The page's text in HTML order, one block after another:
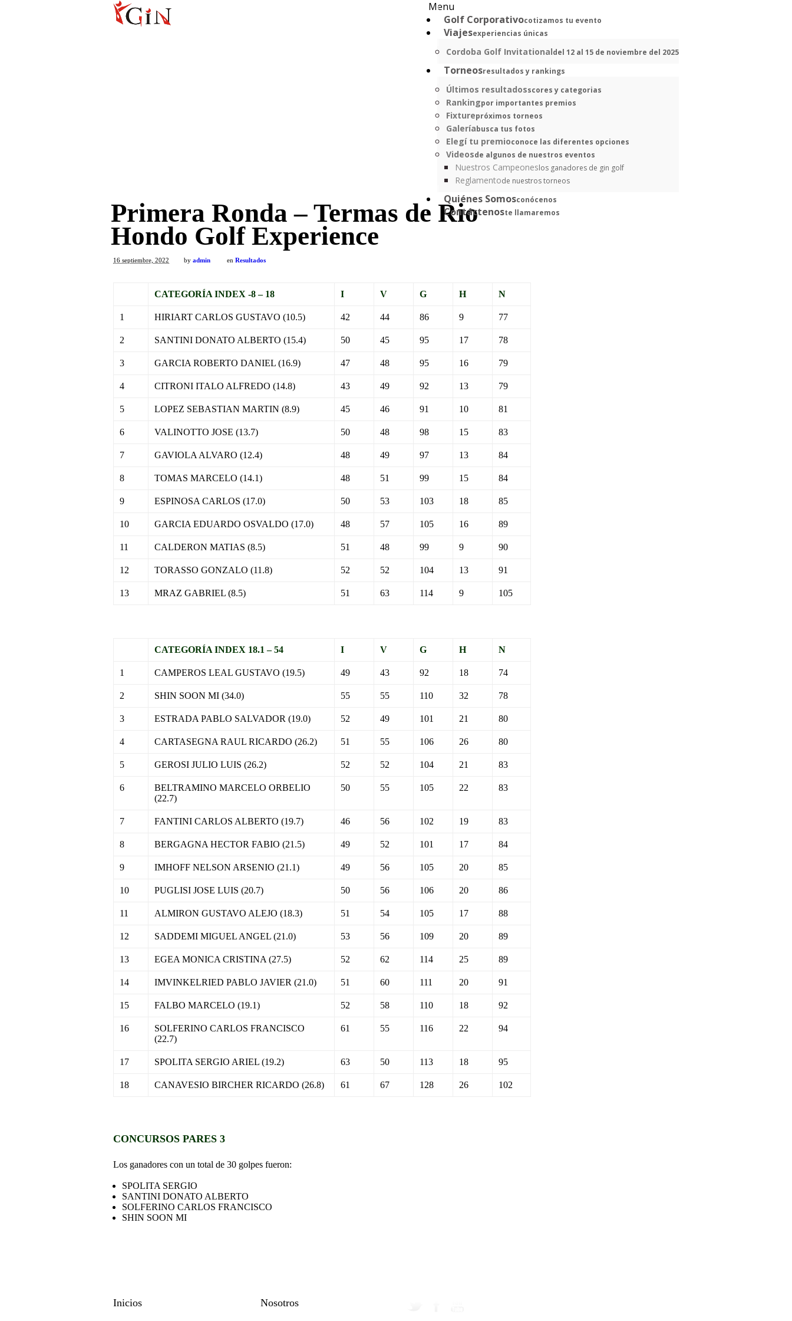
Menu
Golf Corporativocotizamos tu evento
Viajesexperiencias únicas
Cordoba Golf Invitationaldel 12 al 15 de noviembre del 2025
Torneosresultados y rankings
Últimos resultadosscores y categorias
Rankingpor importantes premios
Fixturepróximos torneos
Galeríabusca tus fotos
Elegí tu premioconoce las diferentes opciones
Videosde algunos de nuestros eventos
Nuestros Campeoneslos ganadores de gin golf
Reglamentode nuestros torneos
Quiénes Somosconócenos
Contáctenoste llamaremos
Primera Ronda – Termas de Rio
Hondo Golf Experience
16 septiembre, 2022 by admin en Resultados
CATEGORÍA INDEX -8 – 18 I V G H N
1 HIRIART CARLOS GUSTAVO (10.5) 42 44 86 9 77
2 SANTINI DONATO ALBERTO (15.4) 50 45 95 17 78
3 GARCIA ROBERTO DANIEL (16.9) 47 48 95 16 79
4 CITRONI ITALO ALFREDO (14.8) 43 49 92 13 79
5 LOPEZ SEBASTIAN MARTIN (8.9) 45 46 91 10 81
6 VALINOTTO JOSE (13.7) 50 48 98 15 83
7 GAVIOLA ALVARO (12.4) 48 49 97 13 84
8 TOMAS MARCELO (14.1) 48 51 99 15 84
9 ESPINOSA CARLOS (17.0) 50 53 103 18 85
10 GARCIA EDUARDO OSVALDO (17.0) 48 57 105 16 89
11 CALDERON MATIAS (8.5) 51 48 99 9 90
12 TORASSO GONZALO (11.8) 52 52 104 13 91
13 MRAZ GABRIEL (8.5) 51 63 114 9 105
CATEGORÍA INDEX 18.1 – 54 I V G H N
1 CAMPEROS LEAL GUSTAVO (19.5) 49 43 92 18 74
2 SHIN SOON MI (34.0) 55 55 110 32 78
3 ESTRADA PABLO SALVADOR (19.0) 52 49 101 21 80
4 CARTASEGNA RAUL RICARDO (26.2) 51 55 106 26 80
5 GEROSI JULIO LUIS (26.2) 52 52 104 21 83
6
BELTRAMINO MARCELO ORBELIO
(22.7)
50 55 105 22 83
7 FANTINI CARLOS ALBERTO (19.7) 46 56 102 19 83
8 BERGAGNA HECTOR FABIO (21.5) 49 52 101 17 84
9 IMHOFF NELSON ARSENIO (21.1) 49 56 105 20 85
10 PUGLISI JOSE LUIS (20.7) 50 56 106 20 86
11 ALMIRON GUSTAVO ALEJO (18.3) 51 54 105 17 88
12 SADDEMI MIGUEL ANGEL (21.0) 53 56 109 20 89
13 EGEA MONICA CRISTINA (27.5) 52 62 114 25 89
14 IMVINKELRIED PABLO JAVIER (21.0) 51 60 111 20 91
15 FALBO MARCELO (19.1) 52 58 110 18 92
16
SOLFERINO CARLOS FRANCISCO
(22.7)
61 55 116 22 94
17 SPOLITA SERGIO ARIEL (19.2) 63 50 113 18 95
18 CANAVESIO BIRCHER RICARDO (26.8) 61 67 128 26 102
CONCURSOS PARES 3
Los ganadores con un total de 30 golpes fueron:
SPOLITA SERGIO
SANTINI DONATO ALBERTO
SOLFERINO CARLOS FRANCISCO
SHIN SOON MI
Inicios Nosotros